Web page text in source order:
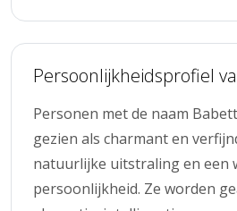
Persoonlijkheidsprofiel
Personen met de naam
gezien als charmant en
natuurlijke uitstraling en een
persoonlijkheid. Ze worden